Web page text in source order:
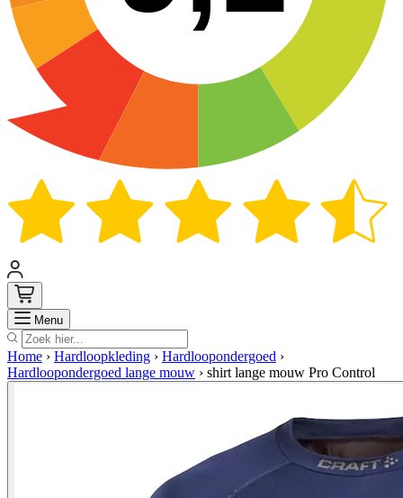
Menu Zoek
Home › Hardloopkleding › Hardloopondergoed ›
Hardloopondergoed lange mouw › shirt lange mouw Pro Control